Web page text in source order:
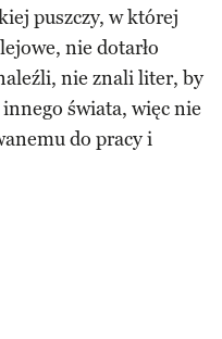
puszczy, w której
nie dotarło
nie znali liter, by
świata, więc nie
do pracy i